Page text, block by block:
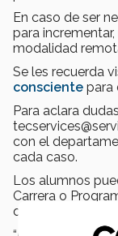
En caso de ser
para
modalidad
Se les recuerda
consciente para
Para aclara
con el
cada caso.
Los alumnos
Carrera o
quienes les